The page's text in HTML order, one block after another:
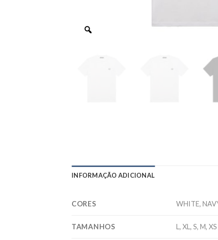
INFORMAÇÃO ADICIONAL
CORES WHITE,
TAMANHOS L, XL, S, M, XS